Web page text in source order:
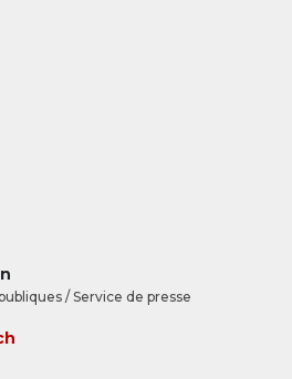
/ Service de presse